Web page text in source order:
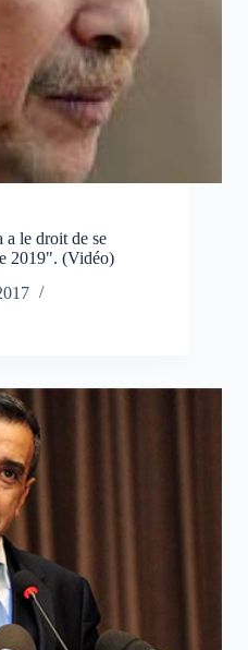
le droit de se
2019". (Vidéo)